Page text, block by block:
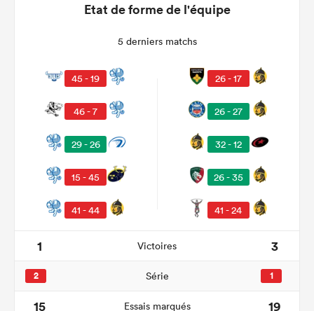
Etat de forme de l'équipe
5 derniers matchs
45 - 19
46 - 7
29 - 26
15 - 45
41 - 44
26 - 17
26 - 27
32 - 12
26 - 35
41 - 24
1 Victoires 3
2 Série 1
15 Essais marqués 19